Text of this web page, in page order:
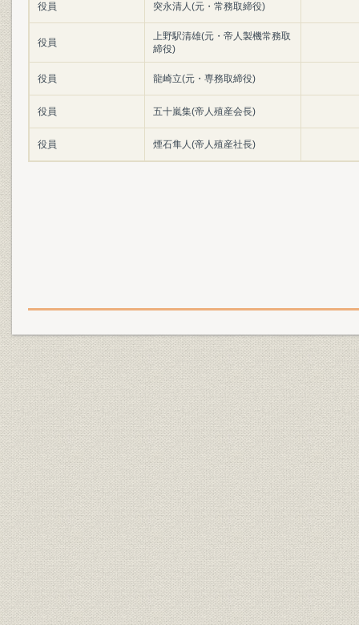
役員 突永清人(元・常務取締役)
役員
上野駅清雄(元・帝人製機常務取
締役)
役員 龍崎立(元・専務取締役)
役員 五十嵐集(帝人殖産会長)
役員 煙石隼人(帝人殖産社長)